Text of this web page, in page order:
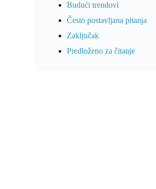
Budući trendovi
Često postavljana pitanja
Zaključak
Predloženo za čitanje